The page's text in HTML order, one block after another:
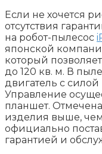
Если не хочется
отсутствия
на робот-пылесос
японской
который
до 120 кв. м. В
двигатель с
Управление
планшет.
изделия выше,
официально
гарантией и